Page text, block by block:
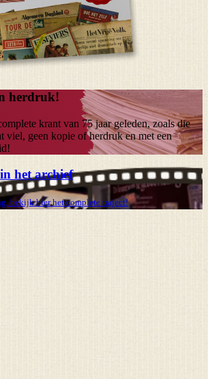
herdruk!
krant van 75 jaargeleden, zoals die
viel, geen kopie of herdruk en met een
het archief
bekijk hier het complete traject!